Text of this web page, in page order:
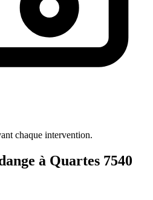
chaque intervention.
à Quartes 7540